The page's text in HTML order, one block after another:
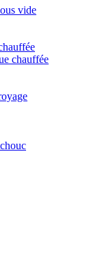
vide
chauffée